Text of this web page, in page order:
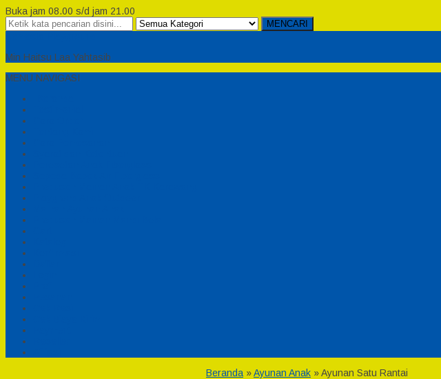
Buka jam 08.00 s/d jam 21.00
MENCARI
Min Haitsu Laa Yahtasib
MENU NAVIGASI
Beranda »Ayunan Anak »Ayunan Satu Rantai